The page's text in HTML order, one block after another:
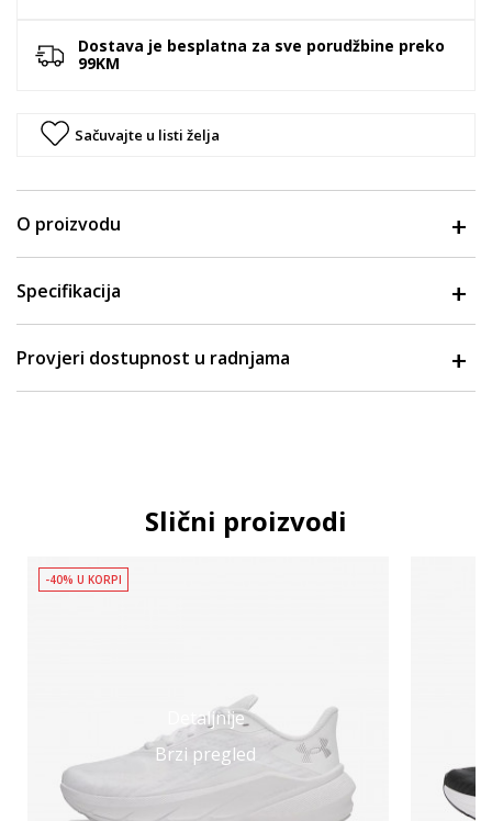
Dostava je besplatna za sve porudžbine preko
99KM
Sačuvajte u listi želja
O proizvodu
Specifikacija
Provjeri dostupnost u radnjama
Slični proizvodi
Detaljnije
Brzi pregled
-40% U KORPI